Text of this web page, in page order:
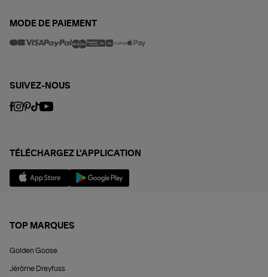
MODE DE PAIEMENT
SUIVEZ-NOUS
TÉLÉCHARGEZ L'APPLICATION
TOP MARQUES
Golden Goose
Jérôme Dreyfuss